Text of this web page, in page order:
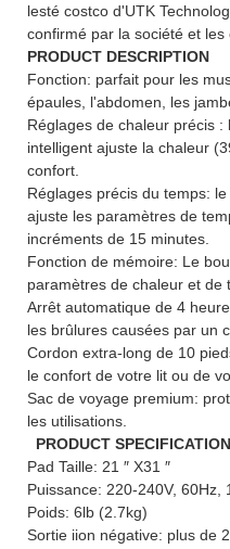
lesté costco d'UTK
confirmé par la société et les
PRODUCT DESCRIPTION
Fonction: parfait pour les
épaules, l'abdomen, les
Réglages de chaleur précis
intelligent ajuste la chaleur
confort.
Réglages précis du temps:
ajuste les paramètres de
incréments de 15 minutes.
Fonction de mémoire: Le
paramètres de chaleur et de
Arrêt automatique de 4
les brûlures causées par un
Cordon extra-long de 10
le confort de votre lit ou de
Sac de voyage premium:
les utilisations.
PRODUCT
Pad Taille: 21 ″ X31 ″
Puissance: 220-240V, 60Hz,
Poids: 6lb (2.7kg)
Sortie iion négative: plus de